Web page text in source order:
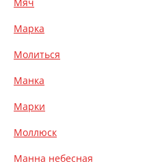
Марка
Молиться
Манка
Марки
Моллюск
Манна небесная